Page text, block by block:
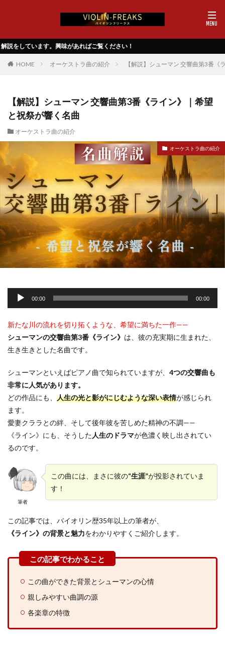
ばご覧ください！
HOME オーケストラ曲の紹介 【解説】シューマン 交響曲第3番
【解説】シューマン 交響曲第3番《ライン》｜希望
と祝祭が響く名曲
オーケストラ曲の紹介
オーケストラ曲の紹介
声
プ
ー
ー
00:00 00:00
新たな川の流れを切り拓くような、希望に満ちた一作——
シューマンの交響曲第3番《ライン》 は、彼の充実期に生まれた、
生き生きとした名曲です。
シューマンといえばピアノ曲で知られていますが、 4つの交響曲も
非常に人気があります。
どの作品にも、 人生の光と影がにじむような深い表情が感じられ
ます。
愛妻クララとの絆、そして後年彼を苦しめた精神の不調——
《ライン》にも、そうした 人生のドラマが色濃く映し出されてい
るのです。
筆者
この曲には、まさに彼の“生涯”が投影されていま
す！
この記事では、バイオリン歴35年以上の筆者が、
《ライン》の背景と魅力をわかりやすくご紹介します。
この曲ができた背景とシューマンの心情
親しみやすい曲調の源
各楽章の特徴